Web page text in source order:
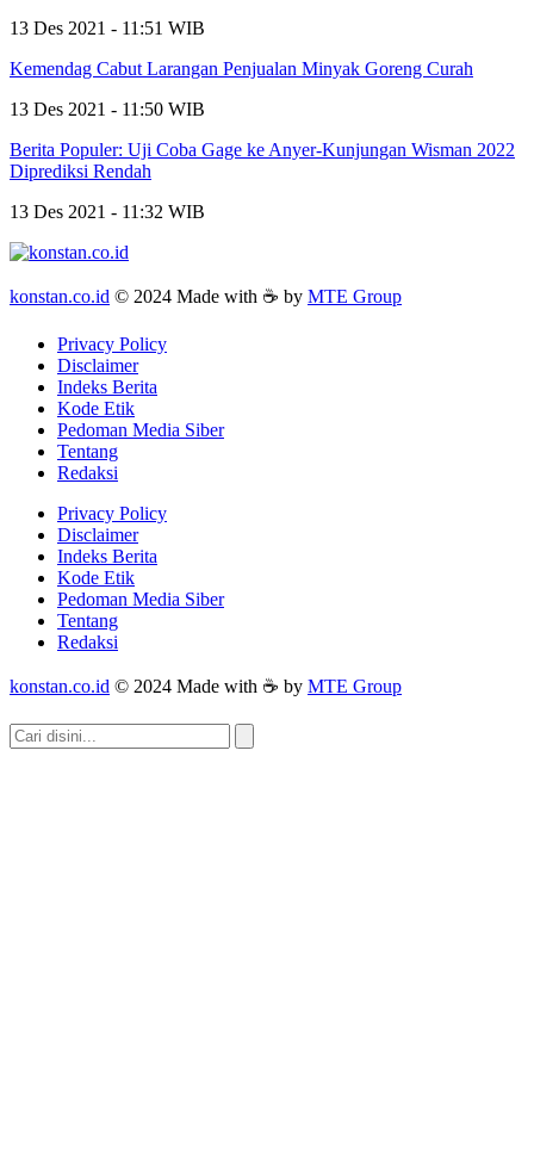
13 Des 2021 - 11:51 WIB
Kemendag Cabut Larangan Penjualan Minyak Goreng Curah
13 Des 2021 - 11:50 WIB
Berita Populer: Uji Coba Gage ke Anyer-Kunjungan Wisman 2022
Diprediksi Rendah
13 Des 2021 - 11:32 WIB
konstan.co.id © 2024 Made with ☕ by MTE Group
Privacy Policy
Disclaimer
Indeks Berita
Kode Etik
Pedoman Media Siber
Tentang
Redaksi
Privacy Policy
Disclaimer
Indeks Berita
Kode Etik
Pedoman Media Siber
Tentang
Redaksi
konstan.co.id © 2024 Made with ☕ by MTE Group